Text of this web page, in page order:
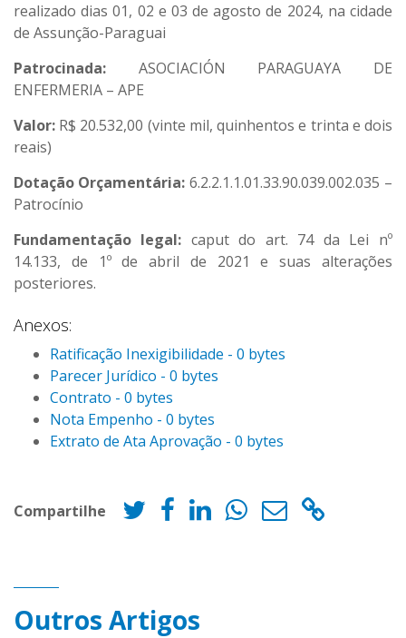
realizado dias 01, 02 e 03 de agosto de 2024, na cidade
de Assunção-Paraguai
Patrocinada: ASOCIACIÓN PARAGUAYA DE
ENFERMERIA – APE
Valor: R$ 20.532,00 (vinte mil, quinhentos e trinta e dois
reais)
Dotação Orçamentária: 6.2.2.1.1.01.33.90.039.002.035 –
Patrocínio
Fundamentação legal: caput do art. 74 da Lei nº
14.133, de 1º de abril de 2021 e suas alterações
posteriores.
Anexos:
Ratificação Inexigibilidade - 0 bytes
Parecer Jurídico - 0 bytes
Contrato - 0 bytes
Nota Empenho - 0 bytes
Extrato de Ata Aprovação - 0 bytes
Compartilhe
Outros Artigos